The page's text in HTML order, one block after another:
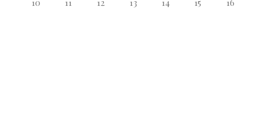
10 11 12 13 14 15 16